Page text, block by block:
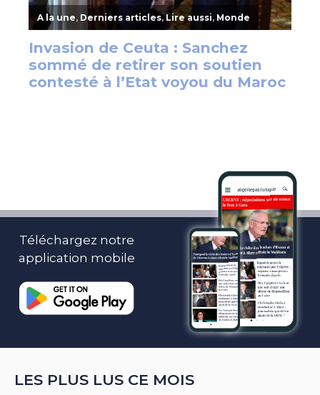
Téléchargez notre
application mobile
LES PLUS LUS CE MOIS